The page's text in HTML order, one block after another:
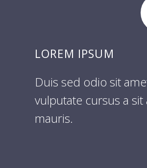
LOREM IPSUM
Duis sed odio sit
vulputate cursus a sit
mauris.